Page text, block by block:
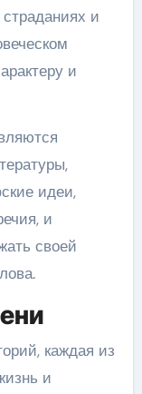
и
и
идеи,
и
своей
каждая из
и